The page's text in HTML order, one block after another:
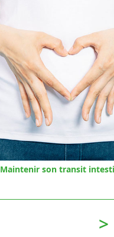
Maintenir son transit
>